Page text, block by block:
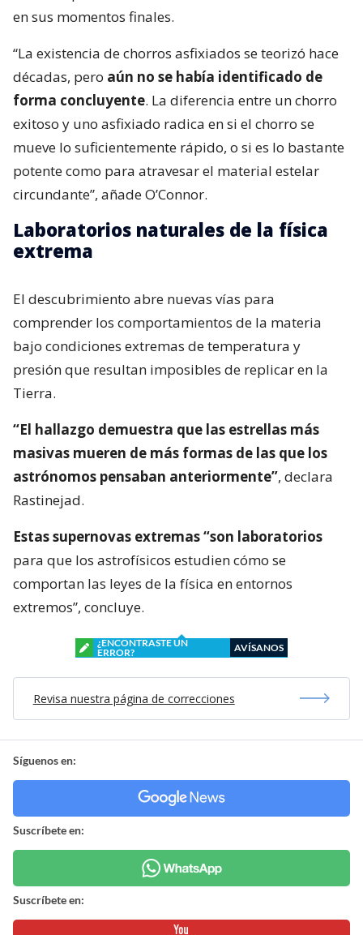
en sus momentos finales.
“La existencia de chorros asfixiados se teorizó hace
décadas, pero aún no se había identificado de
forma concluyente. La diferencia entre un chorro
exitoso y uno asfixiado radica en si el chorro se
mueve lo suficientemente rápido, o si es lo bastante
potente como para atravesar el material estelar
circundante”, añade O’Connor.
Laboratorios naturales de la física
extrema
El descubrimiento abre nuevas vías para
comprender los comportamientos de la materia
bajo condiciones extremas de temperatura y
presión que resultan imposibles de replicar en la
Tierra.
“El hallazgo demuestra que las estrellas más
masivas mueren de más formas de las que los
astrónomos pensaban anteriormente”, declara
Rastinejad.
Estas supernovas extremas “son laboratorios
para que los astrofísicos estudien cómo se
comportan las leyes de la física en entornos
extremos”, concluye.
¿ENCONTRASTE UN
ERROR?
AVÍSANOS
Revisa nuestra página de correcciones
Síguenos en:
Suscríbete en:
Suscríbete en: